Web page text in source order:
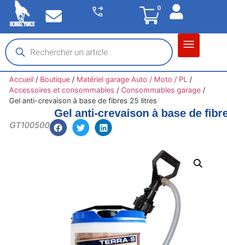
0
Accueil/ Boutique/ Matériel garage Auto / Moto / PL /
Accessoires et consommables / Consommables garage/
Gel anti-crevaison à base de fibres 25 litres
Gel anti-crevaison à base de
GT100500